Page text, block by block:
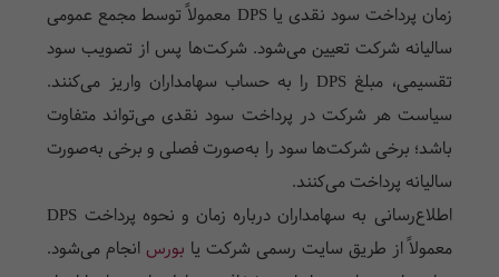
زمان پرداخت سود نقدی یاDPS معمولاً توسط مجمع عمومی
سالیانه شرکت تعیین می‌شود. شرکت‌ها پس از تصویب سود
تقسیمی، مبلغ DPS را به حساب سهامداران واریز می‌کنند.
سیاست هر شرکت در پرداخت سود نقدی می‌تواند متفاوت
باشد؛ برخی شرکت‌ها سود را به‌صورت فصلی و برخی به‌صورت
سالیانه پرداخت می‌کنند.
اطلاع‌رسانی به سهامداران درباره زمان و نحوه پرداخت DPS
معمولاً از طریق سایت رسمی شرکت یا بورسانجام می‌شود.